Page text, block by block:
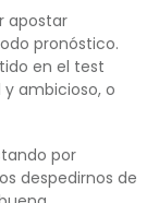
apostar
pronóstico.
en el test
ambicioso, o
por
despedirnos de